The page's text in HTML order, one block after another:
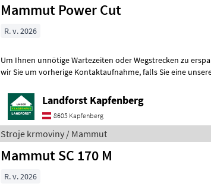
Mammut Power Cut
R. v. 2026
Um Ihnen unnötige Wartezeiten oder Wegstrecken zu ersparen,
wir Sie um vorherige Kontaktaufnahme, falls Sie eine unserer
Landforst Kapfenberg
8605 Kapfenberg
Stroje krmoviny / Mammut
Mammut SC 170 M
R. v. 2026